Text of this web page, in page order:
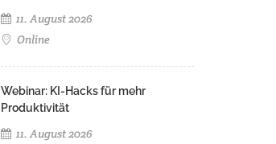
11. August 2026
Online
Webinar: KI-Hacks für mehr
Produktivität
11. August 2026